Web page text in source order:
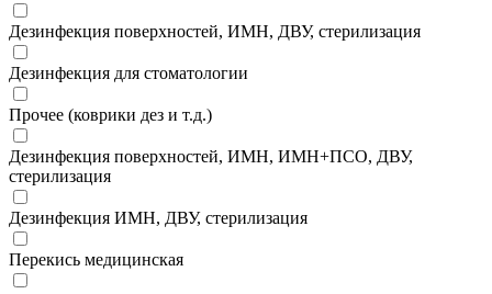
Дезинфекция поверхностей, ИМН, ДВУ, стерилизация
Дезинфекция для стоматологии
Прочее (коврики дез и т.д.)
Дезинфекция поверхностей, ИМН, ИМН+ПСО, ДВУ,
стерилизация
Дезинфекция ИМН, ДВУ, стерилизация
Перекись медицинская